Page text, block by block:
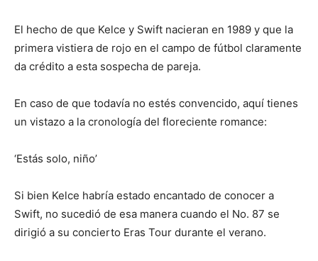
El hecho de que Kelce y Swift nacieran en 1989 y que la
primera vistiera de rojo en el campo de fútbol claramente
da crédito a esta sospecha de pareja.
En caso de que todavía no estés convencido, aquí tienes
un vistazo a la cronología del floreciente romance:
‘Estás solo, niño’
Si bien Kelce habría estado encantado de conocer a
Swift, no sucedió de esa manera cuando el No. 87 se
dirigió a su concierto Eras Tour durante el verano.